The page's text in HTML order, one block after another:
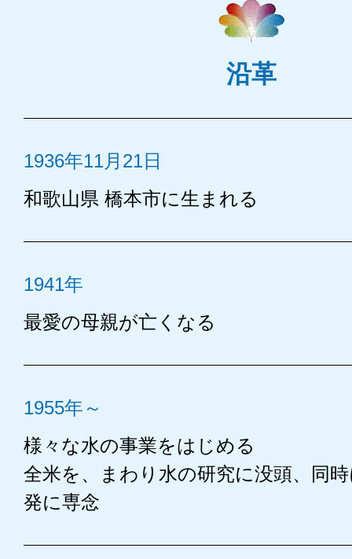
沿革
1936年11月21日
和歌山県 橋本市に生まれる
1941年
最愛の母親が亡くなる
1955年～
様々な水の事業をはじめる
全米を、まわり水の研究に没頭、同
発に専念